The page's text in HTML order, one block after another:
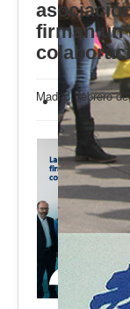
firman un
Madrid, febrero